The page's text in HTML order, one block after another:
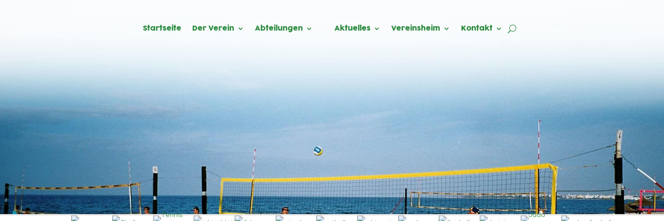
Startseite Der Verein Abteilungen Aktuelles Vereinsheim Kontakt